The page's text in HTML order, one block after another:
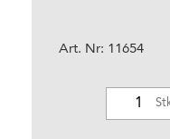
Art. Nr: 11654